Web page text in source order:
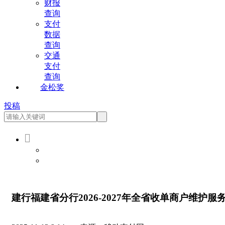
财报
查询
支付
数据
查询
交通
支付
查询
金松奖
投稿

建行福建省分行2026-2027年全省收单商户维护服